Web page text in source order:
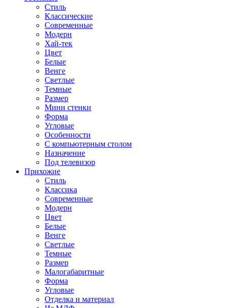
Стиль
Классические
Современные
Модерн
Хай-тек
Цвет
Белые
Венге
Светлые
Темные
Размер
Мини стенки
Форма
Угловые
Особенности
С компьютерным столом
Назначение
Под телевизор
Прихожие
Стиль
Классика
Современные
Модерн
Цвет
Белые
Венге
Светлые
Темные
Размер
Малогабаритные
Форма
Угловые
Отделка и материал